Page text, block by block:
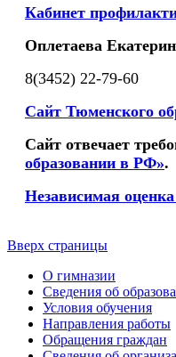
Кабинет
Оплетаева
8(3452) 22-79-60
Сайт Тюменского
Сайт отвечает
образовании в РФ».
Независимая
Вверх страницы
О гимназии
Сведения об
Условия обучения
Направления работы
Обращения граждан